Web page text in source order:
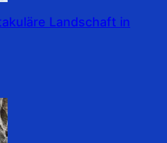
Landschaft in